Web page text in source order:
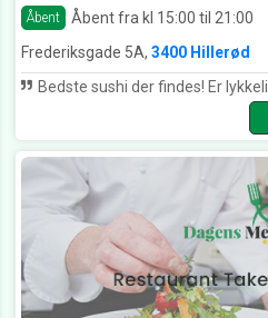
Åbent Åbent fra kl 15:00 til 21:00
Frederiksgade 5A, 3400 Hillerød
Bedste sushi der findes! Er lykkelig over der endelig kom en god sushi Resturant i Hillerød! Det kan